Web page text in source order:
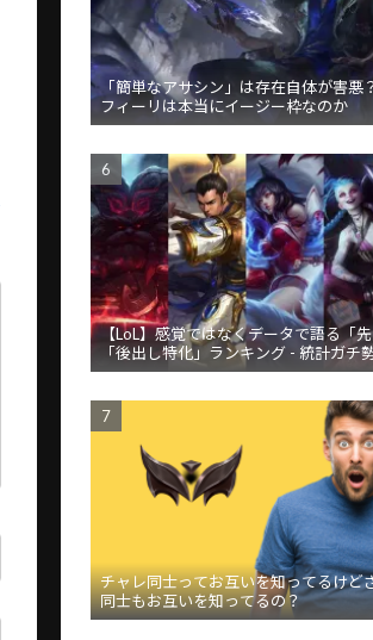
「簡単なアサシン」は存在自体が害悪
フィーリは本当にイージー枠なのか
【LoL】感覚ではなくデータで語る「
「後出し特化」ランキング - 統計ガチ
話題
チャレ同士ってお互いを知ってるけど
同士もお互いを知ってるの？